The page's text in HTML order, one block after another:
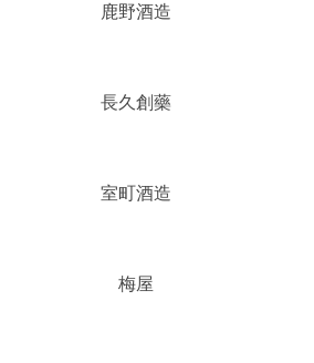
鹿野酒造
長久創藥
室町酒造
梅屋